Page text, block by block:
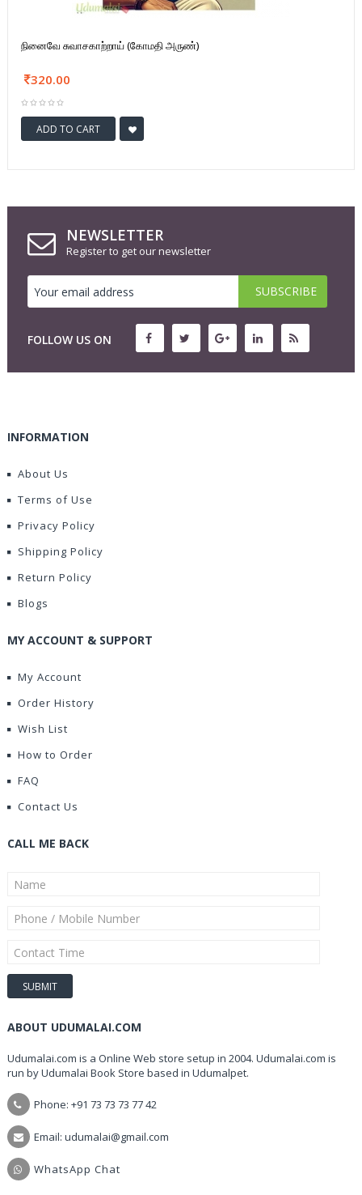
நினைவே சுவாசகாற்றாய் (கோமதி அருண்)
320.00
ADD TO CART
NEWSLETTER
Register to get our newsletter
FOLLOW US ON
INFORMATION
About Us
Terms of Use
Privacy Policy
Shipping Policy
Return Policy
Blogs
MY ACCOUNT & SUPPORT
My Account
Order History
Wish List
How to Order
FAQ
Contact Us
CALL ME BACK
ABOUT UDUMALAI.COM
Udumalai.com is a Online Web store setup in 2004. Udumalai.com is
run by Udumalai Book Store based in Udumalpet.
Phone: +91 73 73 73 77 42
Email: udumalai@gmail.com
WhatsApp Chat